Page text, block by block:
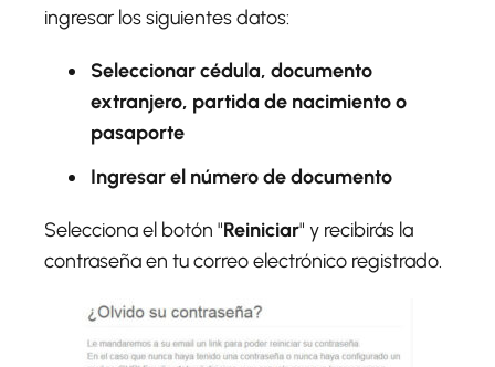
ingresar los siguientes datos:
Seleccionar cédula, documento
extranjero, partida de nacimiento o
pasaporte
Ingresar el número de documento
Selecciona el botón "Reiniciar" y recibirás la
contraseña en tu correo electrónico registrado.